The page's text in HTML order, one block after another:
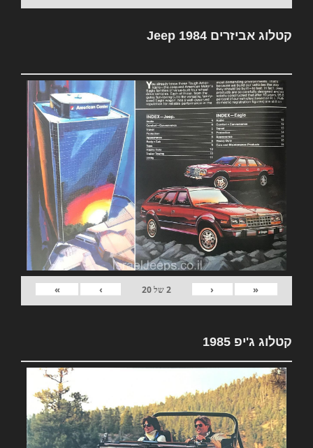
קטלוג אביזרים Jeep 1984
«
‹
2של20
›
»
קטלוג ג'יפ 1985